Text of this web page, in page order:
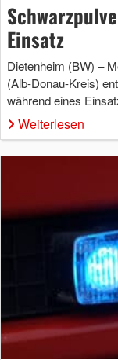
Einsatz
Dietenheim (BW) –
(Alb-Donau-Kreis)
während eines
Weiterlesen